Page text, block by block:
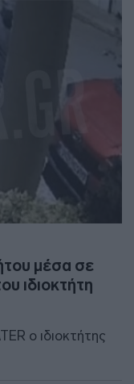
μέσα σε
ιδιοκτήτη
ο ιδιοκτήτης